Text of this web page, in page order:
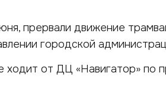
прервали движение
городской
от ДЦ «Навигатор» по